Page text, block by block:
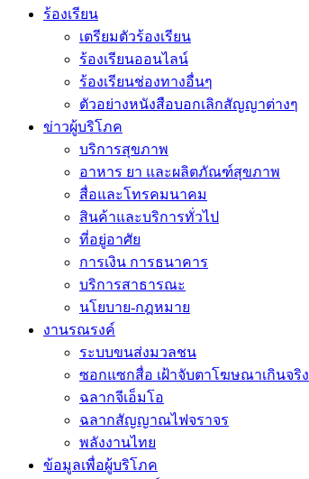
ร้องเรียน
เตรียมตัวร้องเรียน
ร้องเรียนออนไลน์
ร้องเรียนช่องทางอื่นๆ
ตัวอย่างหนังสือบอกเลิกสัญญาต่างๆ
ข่าวผู้บริโภค
บริการสุขภาพ
อาหาร ยา และผลิตภัณฑ์สุขภาพ
สื่อและโทรคมนาคม
สินค้าและบริการทั่วไป
ที่อยู่อาศัย
การเงิน การธนาคาร
บริการสาธารณะ
นโยบาย-กฎหมาย
งานรณรงค์
ระบบขนส่งมวลชน
ซอกแซกสื่อ เฝ้าจับตาโฆษณาเกินจริง
ฉลากจีเอ็มโอ
ฉลากสัญญาณไฟจราจร
พลังงานไทย
ข้อมูลเพื่อผู้บริโภค